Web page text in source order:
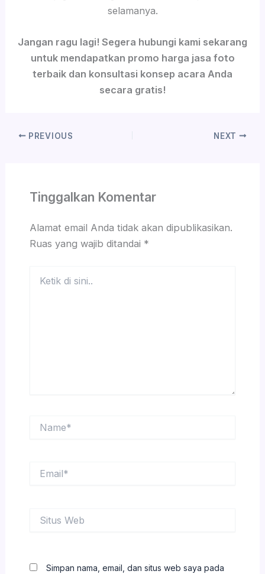
selamanya.
Jangan ragu lagi! Segera hubungi kami sekarang
untuk mendapatkan promo harga jasa foto
terbaik dan konsultasi konsep acara Anda
secara gratis!
PREVIOUS NEXT
Tinggalkan Komentar
Alamat email Anda tidak akan dipublikasikan.
Ruas yang wajib ditandai *
Web
Simpan nama, email, dan situs web saya pada